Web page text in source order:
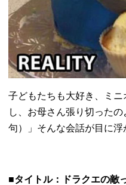
子どもたちも大好き、ミ
し、 お母さん張り切った
句）」 そんな会話が目に浮
■タイトル：ドラクエの敵